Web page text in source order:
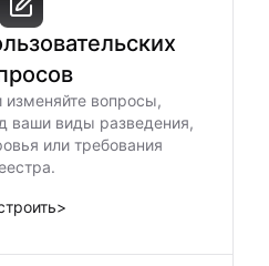
изменяйте вопросы,
ваши виды разведения,
или требования
>